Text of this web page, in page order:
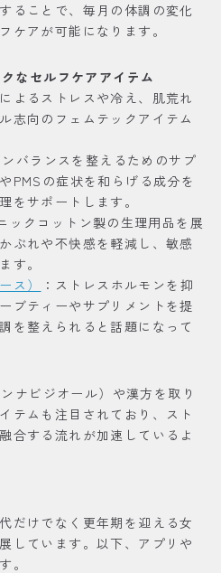
ることで、毎月の体調の変化
ケアが可能になります。
なセルフケアアイテム
よるストレスや冷え、肌荒れ
志向のフェムテックアイテム
ンバランスを整えるためのサプ
PMSの症状を和らげる成分を
をサポートします。
ックコットン製の生理用品を展
ぶれや不快感を軽減し、敏感
す。
ス）
：ストレスホルモンを抑
ブティーやサプリメントを提
を整えられると話題になって
ナビジオール）や漢方を取り
テムも注目されており、スト
合する流れが加速しているよ
だけでなく更年期を迎える女
しています。以下、アプリや
。